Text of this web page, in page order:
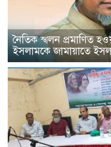
নৈতিক স্খলন প্রমাণিত
ইসলামকে জামায়াতে